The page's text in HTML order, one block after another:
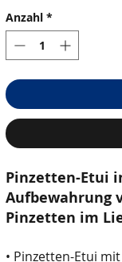
Anzahl *
Pinzetten-Etui
Aufbewahrung
Pinzetten im
• Pinzetten-Etui